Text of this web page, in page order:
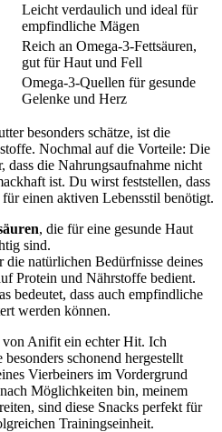
Leicht verdaulich und ideal für
⁤empfindliche Mägen
Reich an Omega-3-Fettsäuren,
gut für Haut ‌und Fell
Omega-3-Quellen für ‍gesunde
Gelenke und Herz
‌besonders schätze, ist die
Nochmal⁤ auf ⁣die Vorteile: Die
dass die Nahrungsaufnahme nicht
ist.‍ Du wirst feststellen, dass
einen aktiven Lebensstil benötigt.
, die für eine gesunde Haut
sind.
die natürlichen Bedürfnisse deines
Protein und ​Nährstoffe‌ bedient.
bedeutet, dass auch empfindliche
werden ‍können.
von‍ Anifit ein echter Hit. Ich
schonend hergestellt
Vierbeiners im Vordergrund
Möglichkeiten bin, meinem
sind diese Snacks perfekt für
Trainingseinheit.